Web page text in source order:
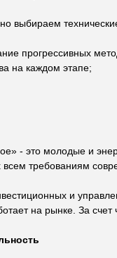
выбираем
прогрессивных
на каждом этапе;
- это молодые и
требованиям
и
на рынке. За